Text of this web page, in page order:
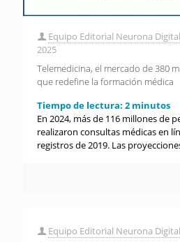
Equipo Editorial Neurona Digital
2025
Telemedicina, el mercado de 380
que redefine la formación médica
Tiempo de lectura: 2 minutos
En 2024, más de 116 millones de
realizaron consultas médicas en
registros de 2019. Las
Equipo Editorial Neurona Digital